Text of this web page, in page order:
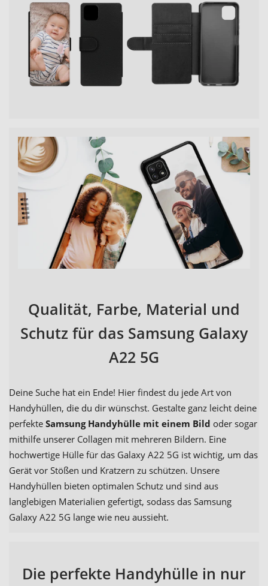
Qualität, Farbe, Material und
Schutz für das Samsung Galaxy
A22 5G
Deine Suche hat ein Ende! Hier findest du jede Art von
Handyhüllen, die du dir wünschst. Gestalte ganz leicht deine
perfekte Samsung Handyhülle mit einem Bild oder sogar
mithilfe unserer Collagen mit mehreren Bildern. Eine
hochwertige Hülle für das Galaxy A22 5G ist wichtig, um das
Gerät vor Stößen und Kratzern zu schützen. Unsere
Handyhüllen bieten optimalen Schutz und sind aus
langlebigen Materialien gefertigt, sodass das Samsung
Galaxy A22 5G lange wie neu aussieht.
Die perfekte Handyhülle in nur